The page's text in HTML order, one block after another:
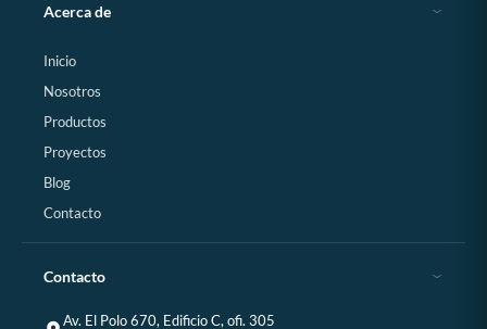
Acerca de
Inicio
Nosotros
Productos
Proyectos
Blog
Contacto
Contacto
Av. El Polo 670, Edificio C, ofi. 305